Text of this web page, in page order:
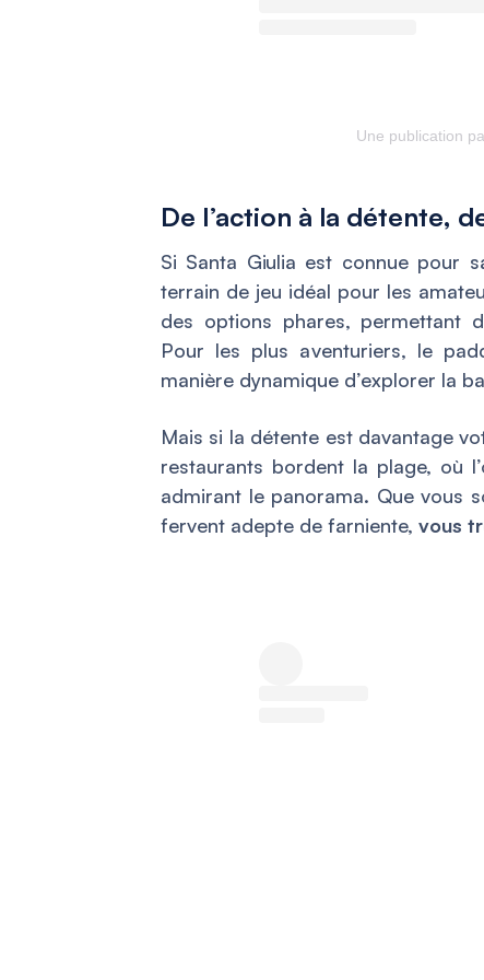
Une publication
De l’action à la détente,
Si Santa Giulia est connue pour
terrain de jeu idéal pour les
des options phares, permettant
Pour les plus aventuriers, le
manière dynamique d’explorer la
Mais si la détente est davantage
restaurants bordent la plage, où
admirant le panorama. Que vous
fervent adepte de farniente, vous